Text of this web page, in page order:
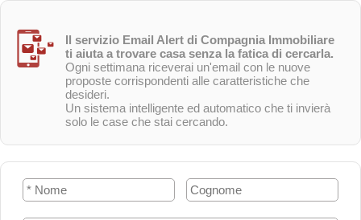
Il servizio Email Alert di Compagnia Immobiliare
ti aiuta a trovare casa senza la fatica di cercarla.
Ogni settimana riceverai un'email con le nuove
proposte corrispondenti alle caratteristiche che
desideri.
Un sistema intelligente ed automatico che ti invierà
solo le case che stai cercando.